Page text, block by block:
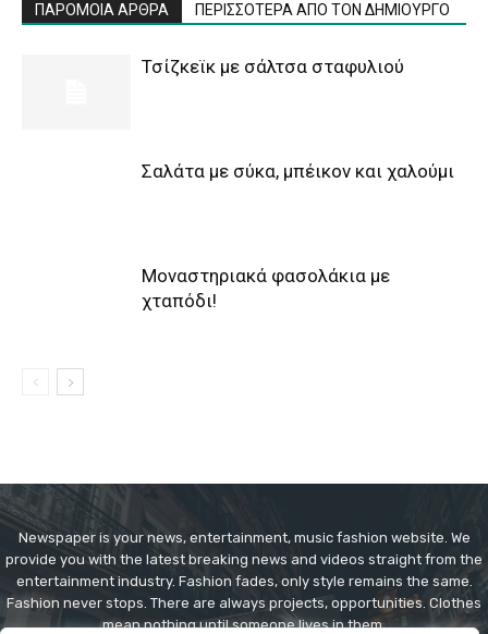
ΠΑΡΟΜΟΙΑ ΑΡΘΡΑ ΠΕΡΙΣΣΟΤΕΡΑ ΑΠΟ ΤΟΝ ΔΗΜΙΟΥΡΓΟ
Τσίζκεϊκ με σάλτσα σταφυλιού
Σαλάτα με σύκα, μπέικον και χαλούμι
Μοναστηριακά φασολάκια με
χταπόδι!
Newspaper is your news, entertainment, music fashion website. We
provide you with the latest breaking news and videos straight from the
entertainment industry. Fashion fades, only style remains the same.
Fashion never stops. There are always projects, opportunities. Clothes
mean nothing until someone lives in them.